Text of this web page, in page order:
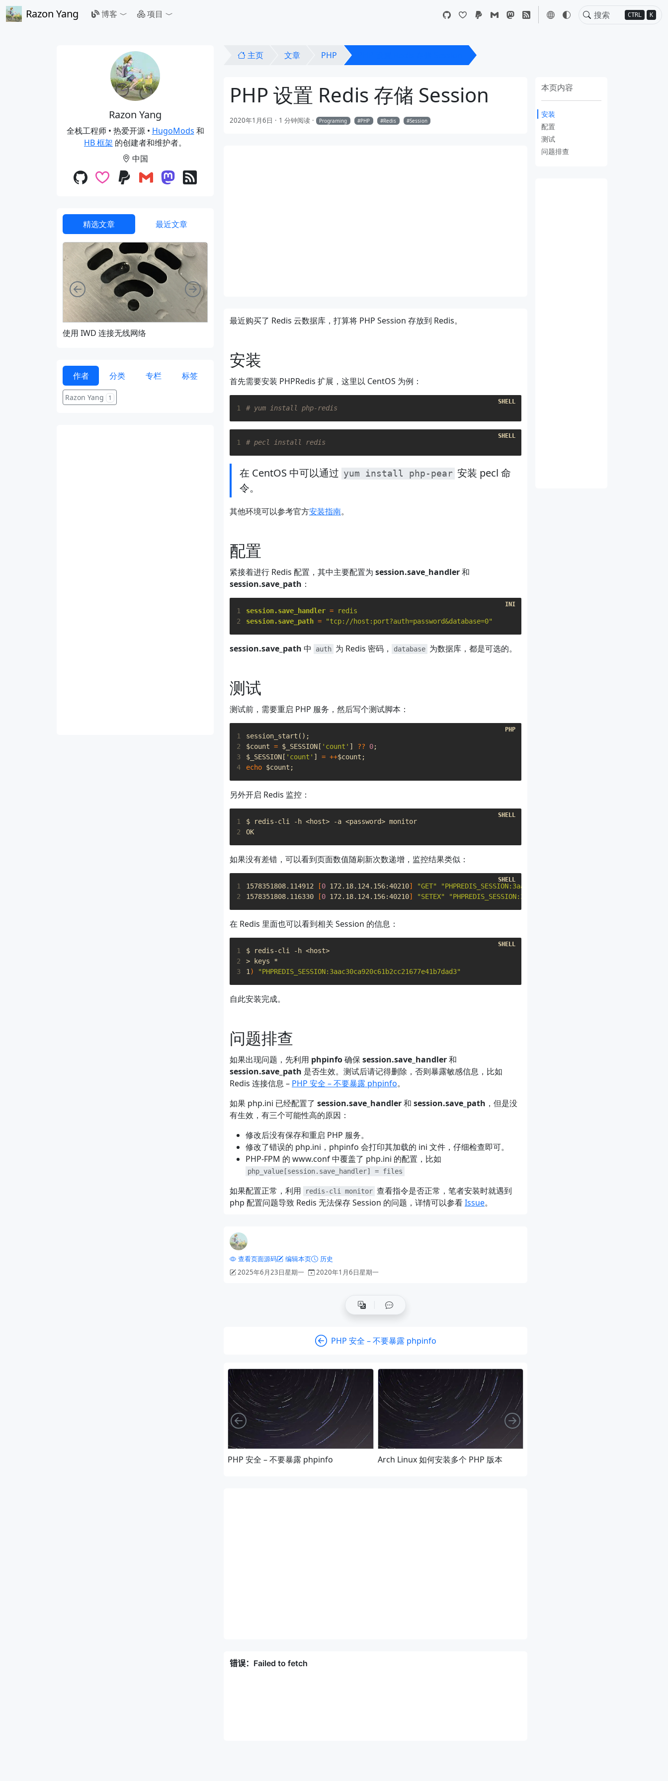
Razon Yang CTRL K
博客 项目
主页 文章 PHP
PHP 设置 Redis 存储 Session
2020年1月6日 1 分钟阅读 Programing PHP Redis Session
本页内容
安装
配置
测试
问题排查
最近购买了 Redis 云数据库，打算将 PHP Session 存放到 Redis。
安装
首先需要安装 PHPRedis 扩展，这里以 CentOS 为例：
1 # yum install php-redis
1 # pecl install redis
在 CentOS 中可以通过 yum install php-pear 安装 pecl 命
令。
其他环境可以参考官方安装指南。
配置
紧接着进行 Redis 配置，其中主要配置为 session.save_handler和
session.save_path ：
1 session.save_handler =
redis
2
session.save_path = "tcp://host:port?auth=password&database=0"
session.save_path 中 auth 为 Redis 密码， database 为数据库，都是可选的。
测试
测试前，需要重启 PHP 服务，然后写个测试脚本：
1 session_start ();
2
$count = $_SESSION[ 'count' ] ?? 0;
3
$_SESSION[ 'count' ] = ++$count ;
4
echo $count ;
另外开启 Redis 监控：
1
$ redis-cli -h <host> -a <password> monitor
2
OK
如果没有差错，可以看到页面数值随刷新次数递增，监控结果类似：
1 1578351808.114912 [0 172.18.124.156:40210] "GET"
"PHPREDIS_SESSION:3aac30ca920c61b2cc21677e41b7dad3"
2
1578351808.116330 [0 172.18.124.156:40210] "SETEX" "PHPREDIS_SESSION:3aac30ca920c61b2cc21677e41b7dad3"
在 Redis 里面也可以看到相关 Session 的信息：
1
$ redis-cli -h <host>
2
3
1 ) "PHPREDIS_SESSION:3aac30ca920c61b2cc21677e41b7dad3"
自此安装完成。
问题排查
如果出现问题，先利用 phpinfo确保session.save_handler和
session.save_path 是否生效。测试后请记得删除，否则暴露敏感信息，比如
Redis 连接信息 – PHP 安全 – 不要暴露 phpinfo。
如果 php.ini 已经配置了 session.save_handler和 session.save_path ，但是没
有生效，有三个可能性高的原因：
修改后没有保存和重启 PHP 服务。
修改了错误的 php.ini，phpinfo 会打印其加载的 ini 文件，仔细检查即可。
PHP-FPM 的 www.conf 中覆盖了 php.ini 的配置，比如
php_value[session.save_handler] = files
如果配置正常，利用 redis-cli monitor 查看指令是否正常，笔者安装时就遇到
php 配置问题导致 Redis 无法保存 Session 的问题，详情可以参看Issue。
查看页面源码 编辑本页
历史
2025年6月23日星期一
2020年1月6日星期一
PHP 安全 – 不要暴露 phpinfo
PHP 安全 – 不要暴露 phpinfo Arch Linux 如何安装多个 PHP 版本
向左 向右
Razon Yang
全栈工程师 • 热爱开源 • HugoMods 和
HB 框架 的创建者和维护者。
中国
精选文章 最近文章
使用 IWD 连接无线网络
向左 向右
作者 分类 专栏 标签
Razon Yang 1